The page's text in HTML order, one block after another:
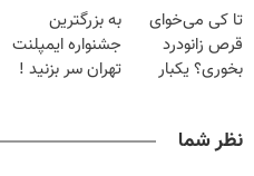
میلیون تومان!!!
تا کی می‌خوای
قرص زانودرد
بخوری؟ یکبار
به بزرگترین
جشنواره ایمپلنت
تهران سر بزنید !
نظر شما